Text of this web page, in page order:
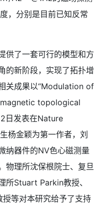
，分别是目前已知反常
了一套可行的模型和方
的新阶段，实现了拓扑增
关成果以“Modulation of
topological
日发表在Nature
杨金颖为第一作者，刘
纳器件的NV色心磁测量
物理所沈保根院士、复旦
所Stuart Parkin教授、
等对本研究给予了支持